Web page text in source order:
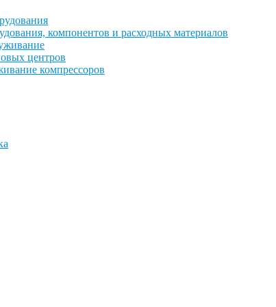
компонентов и расходных материалов
центров
компрессоров